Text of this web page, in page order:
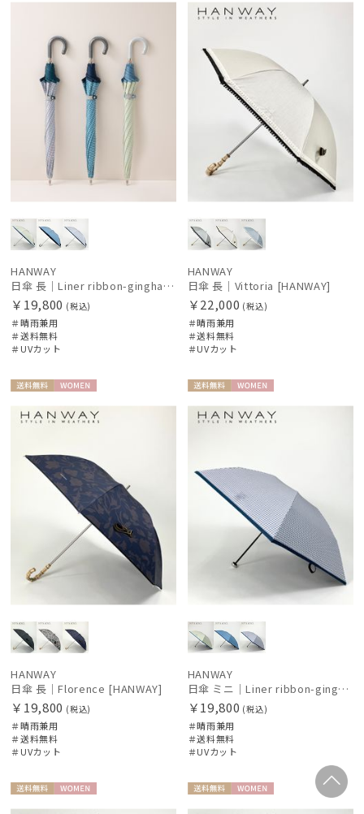
HANWAY
日傘 長｜Liner ribbon-gingham [HANWAY]
￥19,800 (税込)
＃晴雨兼用
＃送料無料
＃UVカット
料
N
HANWAY
日傘 長｜Vittoria [HANWAY]
￥22,000 (税込)
＃晴雨兼用
＃送料無料
＃UVカット
料
N
HANWAY
日傘 長｜Florence [HANWAY]
￥19,800 (税込)
＃晴雨兼用
＃送料無料
＃UVカット
料
N
HANWAY
日傘 ミニ｜Liner ribbon-gingham [HANWAY]
￥19,800 (税込)
＃晴雨兼用
＃送料無料
＃UVカット